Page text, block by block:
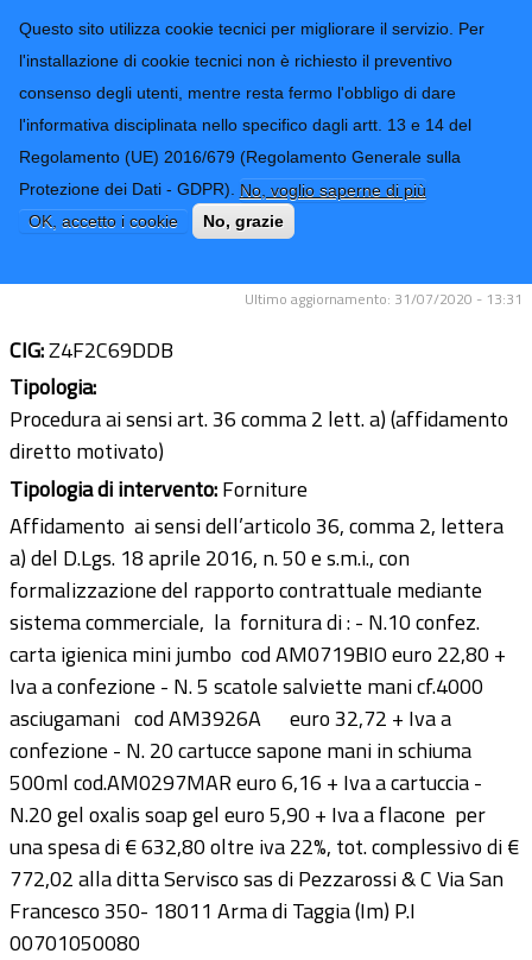
Questo sito utilizza cookie tecnici per migliorare il servizio. Per
l'installazione di cookie tecnici non è richiesto il preventivo
consenso degli utenti, mentre resta fermo l'obbligo di dare
l'informativa disciplinata nello specifico dagli artt. 13 e 14 del
Regolamento (UE) 2016/679 (Regolamento Generale sulla
Protezione dei Dati - GDPR). No, voglio saperne di più
OK, accetto i cookie
No, grazie
Provincia di
Imperia
CONTATTI-URP
TRASPARENZA
Form di ricerca
Fornitura urgente di materiale
igienico-sanitario- Emergenza
Ultimo aggiornamento: 31/07/2020 - 13:31
CIG:Z4F2C69DDB
Tipologia:
Procedura ai sensi art. 36 comma 2 lett. a) (affidamento
diretto motivato)
Tipologia di intervento:Forniture
Affidamento ai sensi dell’articolo 36, comma 2, lettera
a) del D.Lgs. 18 aprile 2016, n. 50 e s.m.i., con
formalizzazione del rapporto contrattuale mediante
sistema commerciale, la fornitura di : - N.10 confez.
carta igienica mini jumbo cod AM0719BIO euro 22,80 +
Iva a confezione - N. 5 scatole salviette mani cf.4000
asciugamani cod AM3926A euro 32,72 + Iva a
confezione - N. 20 cartucce sapone mani in schiuma
500ml cod.AM0297MAR euro 6,16 + Iva a cartuccia -
N.20 gel oxalis soap gel euro 5,90 + Iva a flacone per
una spesa di € 632,80 oltre iva 22%, tot. complessivo di €
772,02 alla ditta Servisco sas di Pezzarossi & C Via San
Francesco 350- 18011 Arma di Taggia (Im) P.I
00701050080